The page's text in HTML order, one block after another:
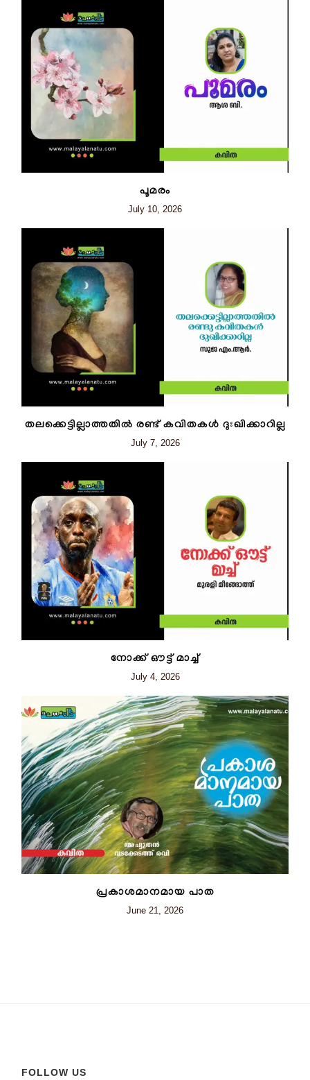
പൂമരം
July 10, 2026
തലക്കെട്ടില്ലാത്തതിൽ രണ്ട് കവിതകൾ ദുഃഖിക്കാറില്ല
July 7, 2026
നോക്ക് ഔട്ട് മാച്ച്
July 4, 2026
പ്രകാശമാനമായ പാത
June 21, 2026
FOLLOW US